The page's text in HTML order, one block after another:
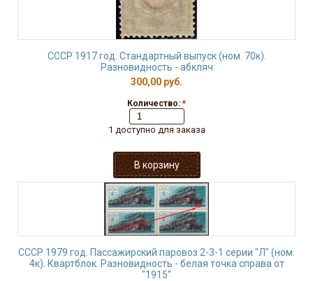
СССР 1917 год. Стандартный выпуск (ном. 70к).
Разновидность - абкляч
300,00 руб.
Количество: *
1 доступно для заказа
СССР 1979 год. Пассажирский паровоз 2-3-1 серии "Л" (ном.
4к). Квартблок. Разновидность - белая точка справа от
"1915"